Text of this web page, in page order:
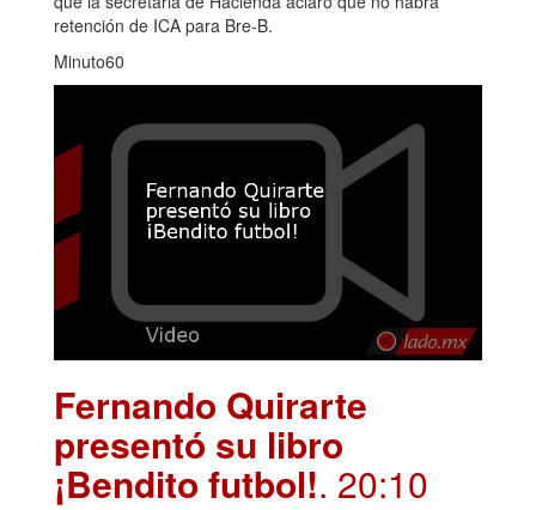
retención de ICA para Bre-B.
Minuto60
Fernando Quirarte
presentó su libro
¡Bendito futbol!. 20:10